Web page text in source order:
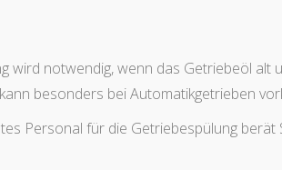
wird notwendig, wenn das Getriebeöl alt
besonders bei Automatikgetrieben
Personal für die Getriebespülung berät